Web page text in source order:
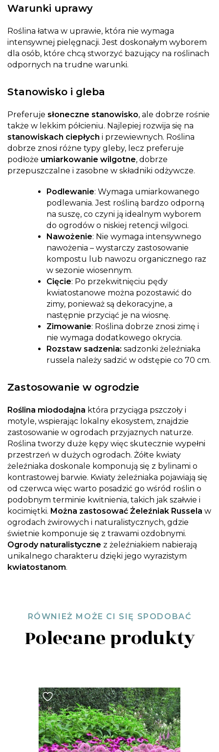
Warunki uprawy
Roślina łatwa w uprawie, która nie wymaga
intensywnej pielęgnacji. Jest doskonałym wyborem
dla osób, które chcą stworzyć bazujący na roślinach
odpornych na trudne warunki.
Stanowisko i gleba
Preferuje słoneczne stanowisko, ale dobrze rośnie
także w lekkim półcieniu. Najlepiej rozwija się na
stanowiskach ciepłych i przewiewnych. Roślina
dobrze znosi różne typy gleby, lecz preferuje
podłoże umiarkowanie wilgotne, dobrze
przepuszczalne i zasobne w składniki odżywcze.
Podlewanie: Wymaga umiarkowanego
podlewania. Jest rośliną bardzo odporną
na suszę, co czyni ją idealnym wyborem
do ogrodów o niskiej retencji wilgoci.
Nawożenie: Nie wymaga intensywnego
nawożenia – wystarczy zastosowanie
kompostu lub nawozu organicznego raz
w sezonie wiosennym.
Cięcie: Po przekwitnięciu pędy
kwiatostanowe można pozostawić do
zimy, ponieważ są dekoracyjne, a
następnie przyciąć je na wiosnę.
Zimowanie: Roślina dobrze znosi zimę i
nie wymaga dodatkowego okrycia.
Rozstaw sadzenia: sadzonki żeleźniaka
russela należy sadzić w odstępie co 70 cm.
Zastosowanie w ogrodzie
Roślina miododajna która przyciąga pszczoły i
motyle, wspierając lokalny ekosystem, znajdzie
zastosowanie w ogrodach przyjaznych naturze.
Roślina tworzy duże kępy więc skutecznie wypełni
przestrzeń w dużych ogrodach. Żółte kwiaty
żeleźniaka doskonale komponują się z bylinami o
kontrastowej barwie. Kwiaty żeleźniaka pojawiają się
od czerwca więc warto posadzić go wśród roślin o
podobnym terminie kwitnienia, takich jak szałwie i
kocimiętki. Można zastosować Żeleźniak Russela w
ogrodach żwirowych i naturalistycznych, gdzie
świetnie komponuje się z trawami ozdobnymi.
Ogrody naturalistyczne z żeleźniakiem nabierają
unikalnego charakteru dzięki jego wyrazistym
kwiatostanom.
RÓWNIEŻ MOŻE CI SIĘ SPODOBAĆ
Polecane produkty